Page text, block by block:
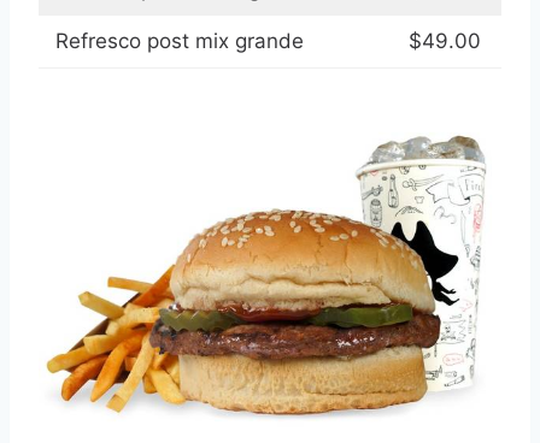
Refresco post mix grande $49.00